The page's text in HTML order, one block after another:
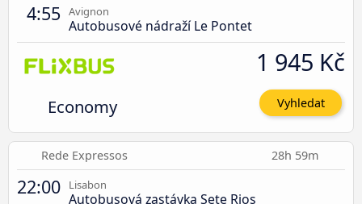
4:55 Avignon
Autobusové nádraží Le Pontet
Economy
1 945 Kč
Vyhledat
Rede Expressos 28h 59m
22:00 Lisabon
Autobusová zastávka Sete Rios